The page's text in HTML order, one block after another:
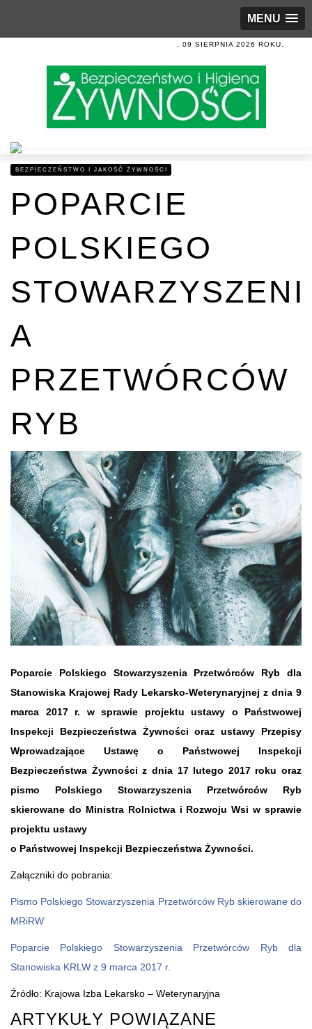
MENU
, 09 SIERPNIA 2026 ROKU.
BEZPIECZEŃSTWO I JAKOŚĆ ŻYWNOŚCI
POPARCIE
POLSKIEGO
STOWARZYSZENI
A
PRZETWÓRCÓW
RYB
Poparcie Polskiego Stowarzyszenia Przetwórców Ryb dla
Stanowiska Krajowej Rady Lekarsko-Weterynaryjnej z dnia 9
marca 2017 r. w sprawie projektu ustawy o Państwowej
Inspekcji Bezpieczeństwa Żywności oraz ustawy Przepisy
Wprowadzające Ustawę o Państwowej Inspekcji
Bezpieczeństwa Żywności z dnia 17 lutego 2017 roku oraz
pismo Polskiego Stowarzyszenia Przetwórców Ryb
skierowane do Ministra Rolnictwa i Rozwoju Wsi w sprawie
projektu ustawy
o Państwowej Inspekcji Bezpieczeństwa Żywności.
Załączniki do pobrania:
Pismo Polskiego Stowarzyszenia Przetwórców Ryb skierowane do
MRiRW
Poparcie Polskiego Stowarzyszenia Przetwórców Ryb dla
Stanowiska KRLW z 9 marca 2017 r.
Źródło: Krajowa Izba Lekarsko – Weterynaryjna
ARTYKUŁY POWIĄZANE